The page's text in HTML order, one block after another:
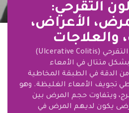
التقرحي:
الأعراض،
والعلاجات
يظهر التهاب القولون التقرحي (Ulcerative Colitis)
متتال في الأمعاء
الدقة في الطبقة المخاطية
تجويف الأمعاء الغليظة. وهو
ويتفاوت حجم المرض بين
يكون لديهم المرض في